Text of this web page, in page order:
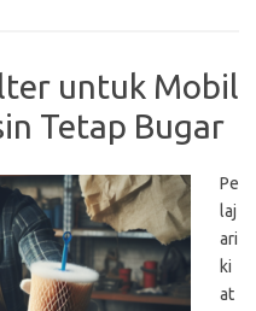
untuk Mobil
Tetap Bugar
Pe
laj
ari
ki
at